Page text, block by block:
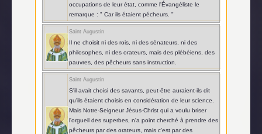
occupations de leur état, comme l'Évangéliste le
remarque : " Car ils étaient pécheurs. "
Saint Augustin
Il ne choisit ni des rois, ni des sénateurs, ni des
philosophes, ni des orateurs, mais des plébéiens, des
pauvres, des pêcheurs sans instruction.
Saint Augustin
S'il avait choisi des savants, peut-être auraient-ils dit
qu'ils étaient choisis en considération de leur science.
Mais Notre-Seigneur Jésus-Christ qui a voulu briser
l'orgueil des superbes, n'a point cherché à prendre des
pêcheurs par des orateurs, mais c'est par des